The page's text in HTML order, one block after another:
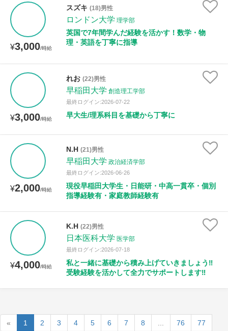
¥3,000/時給
スズキ (18)男性
ロンドン大学 理学部
英国で7年間学んだ経験を活かす！数学・物
理・英語を丁寧に指導
¥3,000/時給
れお (22)男性
早稲田大学 創造理工学部
最終ログイン:2026-07-22
早大生/理系科目を基礎から丁寧に
¥2,000/時給
N.H (21)男性
早稲田大学 政治経済学部
最終ログイン:2026-06-26
現役早稲田大学生・日能研・中高一貫卒・個別
指導経験有・家庭教師経験有
¥4,000/時給
K.H (22)男性
日本医科大学 医学部
最終ログイン:2026-07-18
私と一緒に基礎から積み上げていきましょう‼️
受験経験を活かして全力でサポートします‼️
« 1 2 3 4 5 6 7 8 76 77